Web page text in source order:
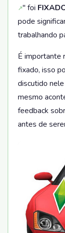
" foi
pode
trabalhando
É importante
fixado, isso
discutido
mesmo
feedback
antes de